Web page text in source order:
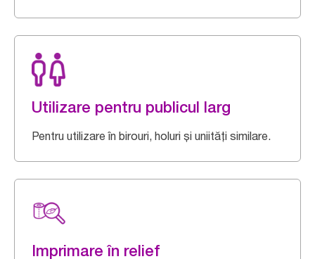
Utilizare pentru publicul larg
Pentru utilizare în birouri, holuri și uniități similare.
Imprimare în relief